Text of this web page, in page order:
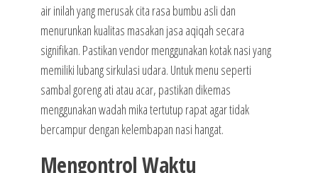
air inilah yang merusak cita rasa bumbu asli dan
menurunkan kualitas masakan jasa aqiqah secara
signifikan. Pastikan vendor menggunakan kotak nasi yang
memiliki lubang sirkulasi udara. Untuk menu seperti
sambal goreng ati atau acar, pastikan dikemas
menggunakan wadah mika tertutup rapat agar tidak
bercampur dengan kelembapan nasi hangat.
Mengontrol Waktu